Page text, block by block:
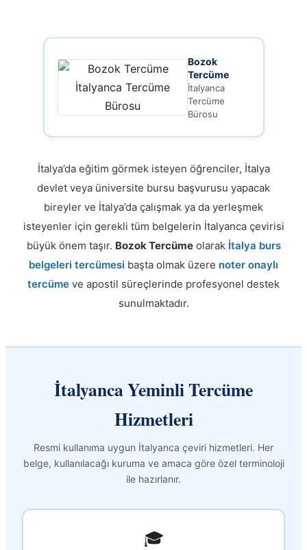
Bozok
Tercüme
İtalyanca
Tercüme
Bürosu
İtalya’da eğitim görmek isteyen öğrenciler, İtalya
devlet veya üniversite bursu başvurusu yapacak
bireyler ve İtalya’da çalışmak ya da yerleşmek
isteyenler için gerekli tüm belgelerin İtalyanca çevirisi
büyük önem taşır. Bozok Tercümeolarak İtalya burs
belgeleri tercümesi başta olmak üzere noter onaylı
tercüme ve apostil süreçlerinde profesyonel destek
sunulmaktadır.
İtalyanca Yeminli Tercüme
Hizmetleri
Resmi kullanıma uygun İtalyanca çeviri hizmetleri. Her
belge, kullanılacağı kuruma ve amaca göre özel terminoloji
ile hazırlanır.
🎓